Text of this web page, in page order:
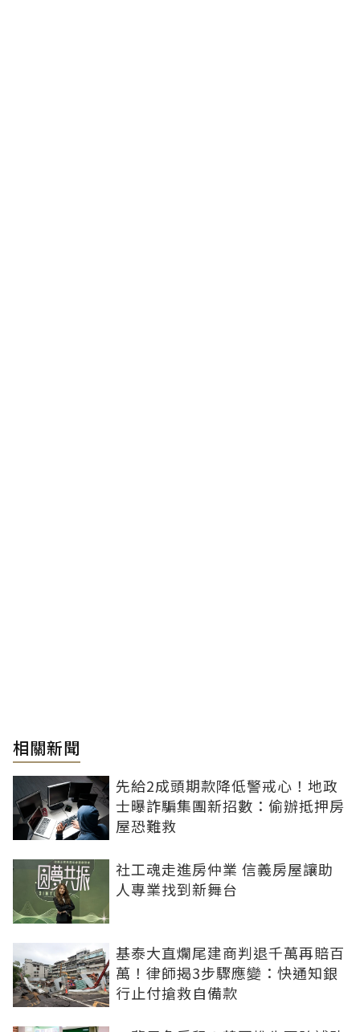
相關新聞
先給2成頭期款降低警戒心！地政
士曝詐騙集團新招數：偷辦抵押房
屋恐難救
社工魂走進房仲業 信義房屋讓助
人專業找到新舞台
基泰大直爛尾建商判退千萬再賠百
萬！律師揭3步驟應變：快通知銀
行止付搶救自備款